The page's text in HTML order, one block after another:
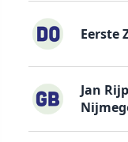
Eerste
Jan